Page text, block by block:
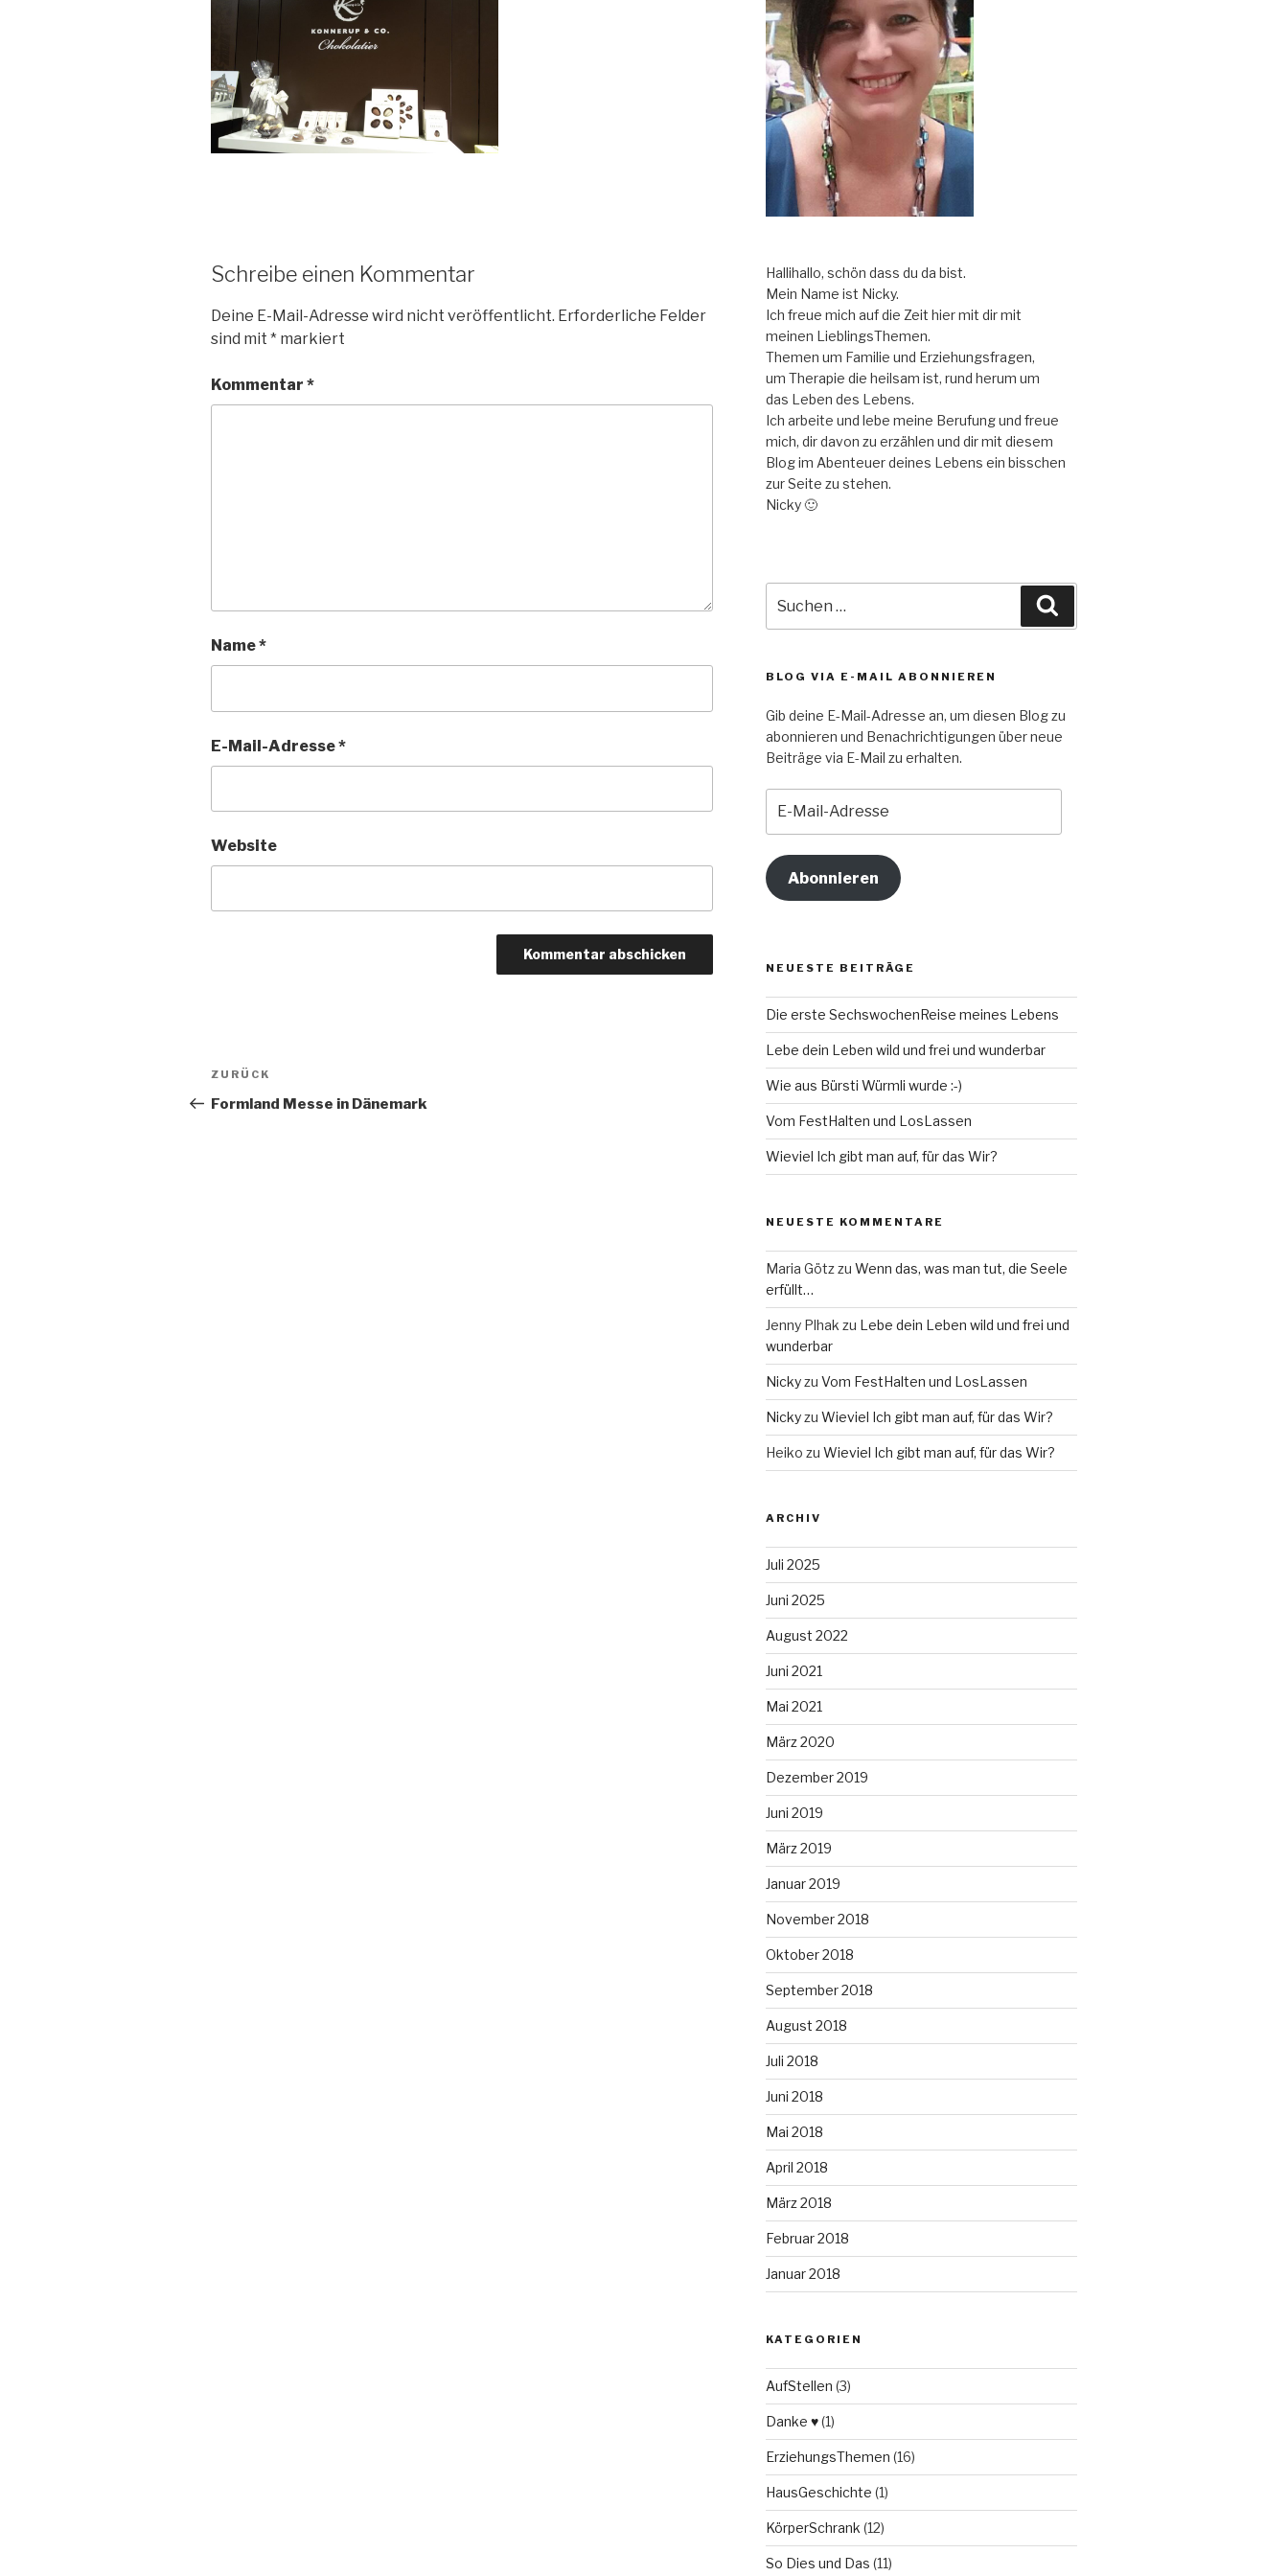
Schreibe einen Kommentar
Deine E-Mail-Adresse wird nicht veröffentlicht. Erforderliche Felder
sind mit * markiert
Kommentar *
Name*
E-Mail-Adresse*
Website
Beitragsnavigation
Vorheriger
Beitrag
ZURÜCK
Formland Messe in Dänemark
Hallihallo, schön dass du da bist.
Mein Name ist Nicky.
Ich freue mich auf die Zeit hier mit dir mit
meinen LieblingsThemen.
Themen um Familie und Erziehungsfragen,
um Therapie die heilsam ist, rund herum um
das Leben des Lebens.
Ich arbeite und lebe meine Berufung und freue
mich, dir davon zu erzählen und dir mit diesem
Blog im Abenteuer deines Lebens ein bisschen
zur Seite zu stehen.
Nicky 🙂
nach:
BLOG VIA E-MAIL ABONNIEREN
Gib deine E-Mail-Adresse an, um diesen Blog zu
abonnieren und Benachrichtigungen über neue
Beiträge via E-Mail zu erhalten.
Mail-
Adresse
Abonnieren
NEUESTE BEITRÄGE
Die erste SechswochenReise meines Lebens
Lebe dein Leben wild und frei und wunderbar
Wie aus Bürsti Würmli wurde :-)
Vom FestHalten und LosLassen
Wieviel Ich gibt man auf, für das Wir?
NEUESTE KOMMENTARE
Maria Götzzu Wenn das, was man tut, die Seele
erfüllt…
Jenny Plhak zu Lebe dein Leben wild und frei und
wunderbar
Nickyzu Vom FestHalten und LosLassen
Nickyzu Wieviel Ich gibt man auf, für das Wir?
Heiko zu Wieviel Ich gibt man auf, für das Wir?
ARCHIV
Juli 2025
Juni 2025
August 2022
Juni 2021
Mai 2021
März 2020
Dezember 2019
Juni 2019
März 2019
Januar 2019
November 2018
Oktober 2018
September 2018
August 2018
Juli 2018
Juni 2018
Mai 2018
April 2018
März 2018
Februar 2018
Januar 2018
KATEGORIEN
AufStellen (3)
Danke ♥(1)
ErziehungsThemen (16)
HausGeschichte (1)
KörperSchrank (12)
So Dies und Das (11)